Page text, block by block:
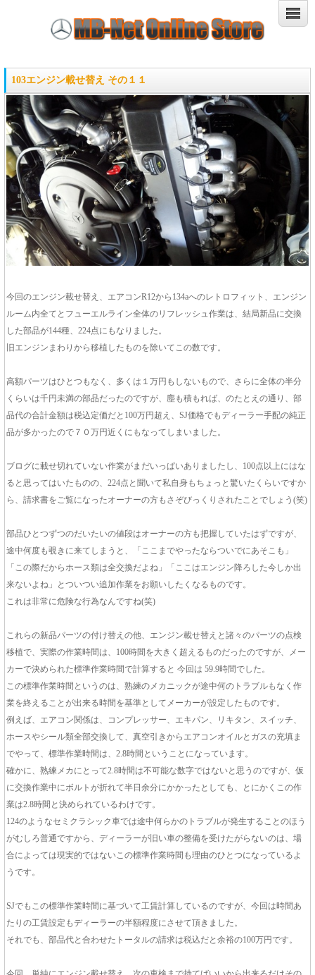
103エンジン載せ替え その１１
今回のエンジン載せ替え、エアコンR12から134aへのレトロフィット、エンジン
ルーム内全てとフューエルライン全体のリフレッシュ作業は、結局新品に交換
した部品が144種、224点にもなりました。
旧エンジンまわりから移植したものを除いてこの数です。
高額パーツはひとつもなく、多くは１万円もしないもので、さらに全体の半分
くらいは千円未満の部品だったのですが、塵も積もれば、のたとえの通り、部
品代の合計金額は税込定価だと100万円超え、SJ価格でもディーラー手配の純正
品が多かったので７０万円近くにもなってしまいました。
ブログに載せ切れていない作業がまだいっぱいありましたし、100点以上にはな
ると思ってはいたものの、224点と聞いて私自身もちょっと驚いたくらいですか
ら、請求書をご覧になったオーナーの方もさぞびっくりされたことでしょう(笑)
部品ひとつずつのだいたいの値段はオーナーの方も把握していたはずですが、
途中何度も覗きに来てしまうと、「ここまでやったならついでにあそこも」
「この際だからホース類は全交換だよね」「ここはエンジン降ろした今しか出
来ないよね」とついつい追加作業をお願いしたくなるものです。
これは非常に危険な行為なんですね(笑)
これらの新品パーツの付け替えの他、エンジン載せ替えと諸々のパーツの点検
移植で、実際の作業時間は、100時間を大きく超えるものだったのですが、メー
カーで決められた標準作業時間で計算すると 今回は 59.9時間でした。
この標準作業時間というのは、熟練のメカニックが途中何のトラブルもなく作
業を終えることが出来る時間を基準としてメーカーが設定したものです。
例えば、エアコン関係は、コンプレッサー、エキパン、リキタン、スイッチ、
ホースやシール類全部交換して、真空引きからエアコンオイルとガスの充填ま
でやって、標準作業時間は、2.8時間ということになっています。
確かに、熟練メカにとって2.8時間は不可能な数字ではないと思うのですが、仮
に交換作業中にボルトが折れて半日余分にかかったとしても、とにかくこの作
業は2.8時間と決められているわけです。
124のようなセミクラシック車では途中何らかのトラブルが発生することのほう
がむしろ普通ですから、ディーラーが旧い車の整備を受けたがらないのは、場
合によっては現実的ではないこの標準作業時間も理由のひとつになっているよ
うです。
SJでもこの標準作業時間に基づいて工賃計算しているのですが、今回は時間あ
たりの工賃設定もディーラーの半額程度にさせて頂きました。
それでも、部品代と合わせたトータルの請求は税込だと余裕の100万円です。